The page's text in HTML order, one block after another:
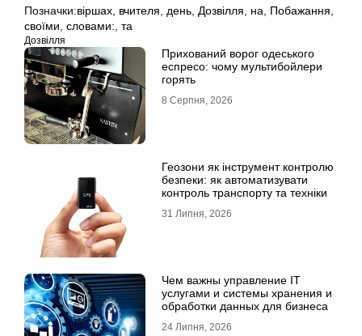
Позначки:віршах, вчителя, день, Дозвілля, на, Побажання,
своїми, словами:, та
Дозвілля
Прихований ворог одеського
еспресо: чому мультибойлери
горять
8 Серпня, 2026
Геозони як інструмент контролю
безпеки: як автоматизувати
контроль транспорту та техніки
31 Липня, 2026
Чем важны управление IT
услугами и системы хранения и
обработки данных для бизнеса
24 Липня, 2026